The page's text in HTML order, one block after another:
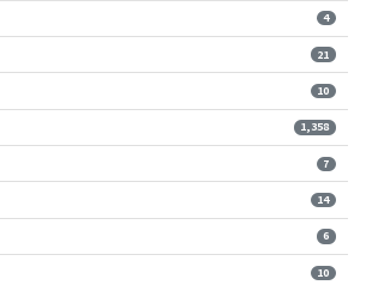
4
21
10
1,358
7
14
6
10